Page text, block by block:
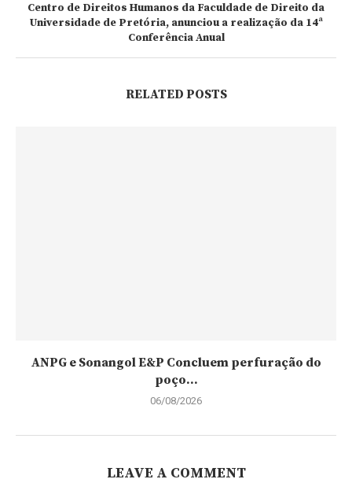
Centro de Direitos Humanos da Faculdade de Direito da
Universidade de Pretória, anunciou a realização da 14ª
Conferência Anual
RELATED POSTS
ANPG e Sonangol E&P Concluem perfuração do
poço...
06/08/2026
LEAVE A COMMENT